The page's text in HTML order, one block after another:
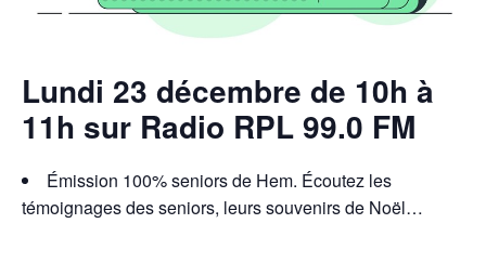
Lundi 23 décembre de 10h à
11h sur Radio RPL 99.0 FM
Émission 100% seniors de Hem. Écoutez les
témoignages des seniors, leurs souvenirs de Noël…